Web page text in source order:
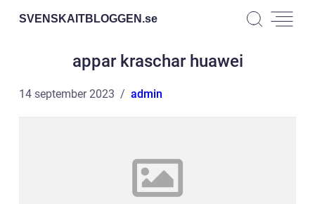
SVENSKAITBLOGGEN.se
appar kraschar huawei
14 september 2023 admin